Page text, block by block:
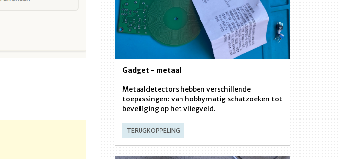
Gadget - metaal
Metaaldetectors hebben verschillende
toepassingen: van hobbymatig schatzoeken tot
beveiliging op het vliegveld.
TERUGKOPPELING